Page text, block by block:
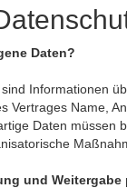
Daten?
Informationen
Vertrages Name,
Daten müssen
und Weitergabe